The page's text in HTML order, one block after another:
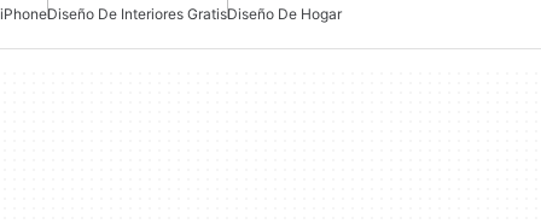
iPhoneDiseño De Interiores GratisDiseño De Hogar